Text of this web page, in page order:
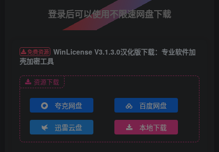
登录后可以使用不限速网盘下载
免费资源 WinLicense V3.1.3.0汉化版下载：专业软件加
壳加密工具
资源下载
夸克网盘 百度网盘
迅雷云盘 本地下载